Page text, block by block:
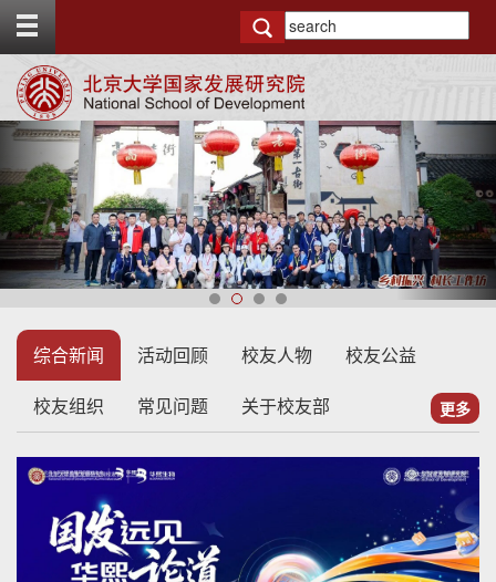
g
e
p
b
a
r
综合新闻 活动回顾 校友人物
校友公益
校友组织
常见问题 关于校友部 更多